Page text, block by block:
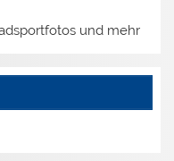
und mehr